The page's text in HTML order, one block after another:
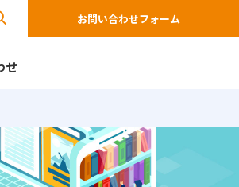
お問い合わせフォーム
せ